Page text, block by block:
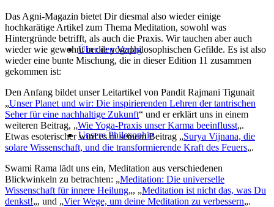
Über den Verlag
Unsere Philosophie
Das Agni-Magazin bietet Dir diesmal also wieder einige
hochkarätige Artikel zum Thema Meditation, sowohl was
Hintergründe betrifft, als auch die Praxis. Wir tauchen aber auch
wieder wie gewohnt in die yogaphilosophischen Gefilde. Es ist also
wieder eine bunte Mischung, die in dieser Edition 11 zusammen
gekommen ist:
Den Anfang bildet unser Leitartikel von Pandit Rajmani Tigunait
„Unser Planet und wir: Die inspirierenden Lehren der tantrischen
Seher für eine nachhaltige Zukunft“ und er erklärt uns in einem
weiteren Beitrag, „Wie Yoga-Praxis unser Karma beeinflusst„.
Etwas esoterischer wird es in seinem Beitrag „Surya Vijnana, die
solare Wissenschaft, und die transformierende Kraft des Feuers„.
Swami Rama lädt uns ein, Meditation aus verschiedenen
Blickwinkeln zu betrachten: „Meditation: Die universelle
Wissenschaft für innere Heilung„, „Meditation ist nicht das, was Du
denkst!„, und „Vier Wege, um deine Meditation zu verbessern„.